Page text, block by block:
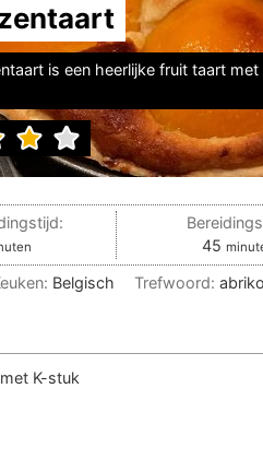
is een heerlijke fruit taart
45
Belgisch Trefwoord:
K-stuk